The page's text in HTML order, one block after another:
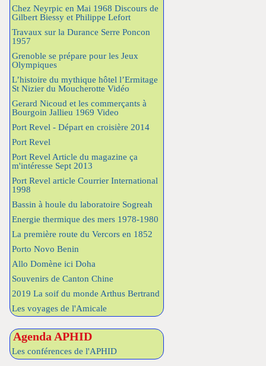
Chez Neyrpic en Mai 1968 Discours de
Gilbert Biessy et Philippe Lefort
Travaux sur la Durance Serre Poncon
1957
Grenoble se prépare pour les Jeux
Olympiques
L’histoire du mythique hôtel l’Ermitage
St Nizier du Moucherotte Vidéo
Gerard Nicoud et les commerçants à
Bourgoin Jallieu 1969 Video
Port Revel - Départ en croisière 2014
Port Revel
Port Revel Article du magazine ça
m'intéresse Sept 2013
Port Revel article Courrier International
1998
Bassin à houle du laboratoire Sogreah
Energie thermique des mers 1978-1980
La première route du Vercors en 1852
Porto Novo Benin
Allo Domène ici Doha
Souvenirs de Canton Chine
2019 La soif du monde Arthus Bertrand
Les voyages de l'Amicale
Agenda APHID
Les conférences de l'APHID